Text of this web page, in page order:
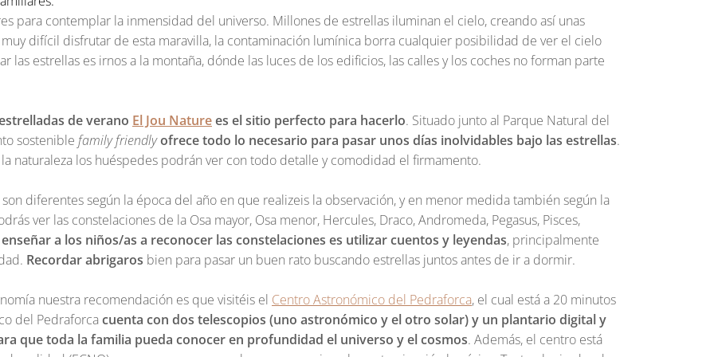
para contemplar la inmensidad del universo. Millones de estrellas iluminan el cielo, creando así unas
difícil disfrutar de esta maravilla, la contaminación lumínica borra cualquier posibilidad de ver el cielo
las estrellas es irnos a la montaña, dónde las luces de los edificios, las calles y los coches no forman parte
de verano El Jou Naturees el sitio perfecto para hacerlo. Situado junto al Parque Natural del
sostenible family friendlyofrece todo lo necesario para pasar unos días inolvidables bajo las estrellas.
naturaleza los huéspedes podrán ver con todo detalle y comodidad el firmamento.
diferentes según la época del año en que realizeis la observación, y en menor medida también según la
ver las constelaciones de la Osa mayor, Osa menor, Hercules, Draco, Andromeda, Pegasus, Pisces,
a los niños/as a reconocer las constelaciones es utilizar cuentos y leyendas, principalmente
Recordar abrigaros bien para pasar un buen rato buscando estrellas juntos antes de ir a dormir.
nuestra recomendación es que visitéis el Centro Astronómico del Pedraforca, el cual está a 20 minutos
del Pedraforcacuenta con dos telescopios (uno astronómico y el otro solar) y un plantario digital y
que toda la familia pueda conocer en profundidad el universo y el cosmos. Además, el centro está